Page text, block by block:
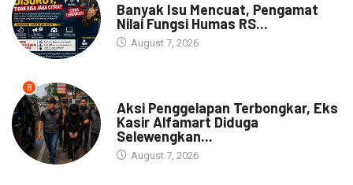
Banyak Isu Mencuat, Pengamat
Nilai Fungsi Humas RS...
August 7, 2026
8
Aksi Penggelapan Terbongkar, Eks
Kasir Alfamart Diduga
Selewengkan...
August 7, 2026